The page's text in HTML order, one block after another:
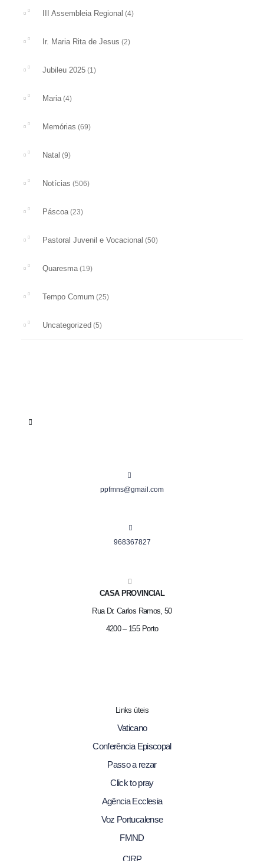
III Assembleia Regional (4)
Ir. Maria Rita de Jesus (2)
Jubileu 2025 (1)
Maria (4)
Memórias (69)
Natal (9)
Notícias (506)
Páscoa (23)
Pastoral Juvenil e Vocacional (50)
Quaresma (19)
Tempo Comum (25)
Uncategorized (5)
ppfmns@gmail.com
968367827
CASA PROVINCIAL
Rua Dr. Carlos Ramos, 50
4200 – 155 Porto
Links úteis
Vaticano
Conferência Episcopal
Passo a rezar
Click to pray
Agência Ecclesia
Voz Portucalense
FMND